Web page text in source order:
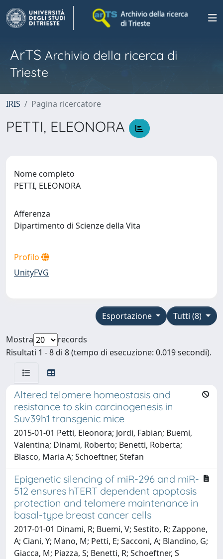
ArTS Archivio della ricerca di
Trieste
IRIS Pagina ricercatore
PETTI, ELEONORA
Nome completo
PETTI, ELEONORA
Afferenza
Dipartimento di Scienze della Vita
Profilo
UnityFVG
Tutti (8)
Esportazione
Mostra
records
Risultati 1 - 8 di 8 (tempo di esecuzione: 0.019 secondi).
Altered telomere homeostasis and
resistance to skin carcinogenesis in
Suv39h1 transgenic mice
2015-01-01 Petti, Eleonora; Jordi, Fabian; Buemi,
Valentina; Dinami, Roberto; Benetti, Roberta;
Blasco, Maria A; Schoeftner, Stefan
Epigenetic silencing of miR-296 and miR-
512 ensures hTERT dependent apoptosis
protection and telomere maintenance in
basal-type breast cancer cells
2017-01-01 Dinami, R; Buemi, V; Sestito, R; Zappone,
A; Ciani, Y; Mano, M; Petti, E; Sacconi, A; Blandino, G;
Giacca, M; Piazza, S; Benetti, R; Schoeftner, S